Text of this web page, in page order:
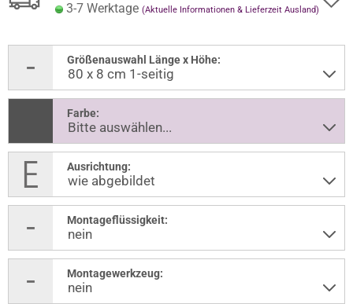
3-7 Werktage (Aktuelle Informationen & Lieferzeit Ausland)
Größenauswahl Länge x Höhe:
Farbe:
Ausrichtung:
Montageflüssigkeit:
Montagewerkzeug: